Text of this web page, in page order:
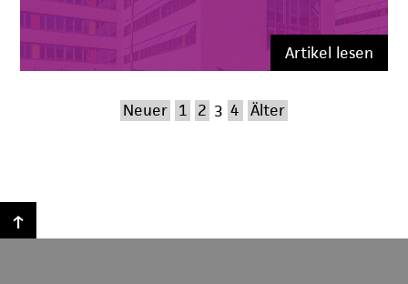
Artikel lesen
Neuer 1 2 3 4 Älter
↑